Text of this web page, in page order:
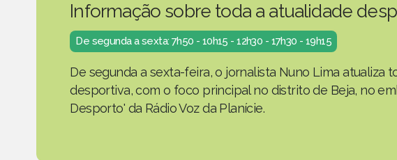
Informação sobre toda a atualidade
De segunda a sexta: 7h50 - 10h15 - 12h30 - 17h30 - 19h15
De segunda a sexta-feira, o jornalista Nuno Lima atualiza
desportiva, com o foco principal no distrito de Beja, no
Desporto' da Rádio Voz da Planície.